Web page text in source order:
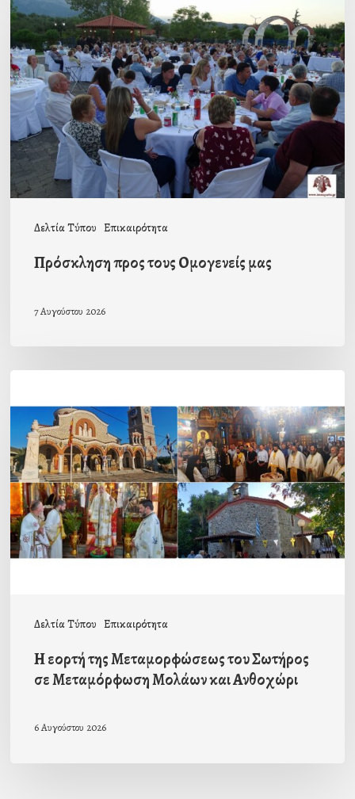
Δελτία Τύπου Επικαιρότητα
προς
τους
Ομογενείς
μας
Πρόσκληση προς τους Ομογενείς μας
7 Αυγούστου 2026
Δελτία Τύπου Επικαιρότητα
εορτή
της
Μεταμορφώσεως
του
Σωτήρος
σε
Μεταμόρφωση
Η εορτή της Μεταμορφώσεως του Σωτήρος
σε Μεταμόρφωση Μολάων και Ανθοχώρι
6 Αυγούστου 2026